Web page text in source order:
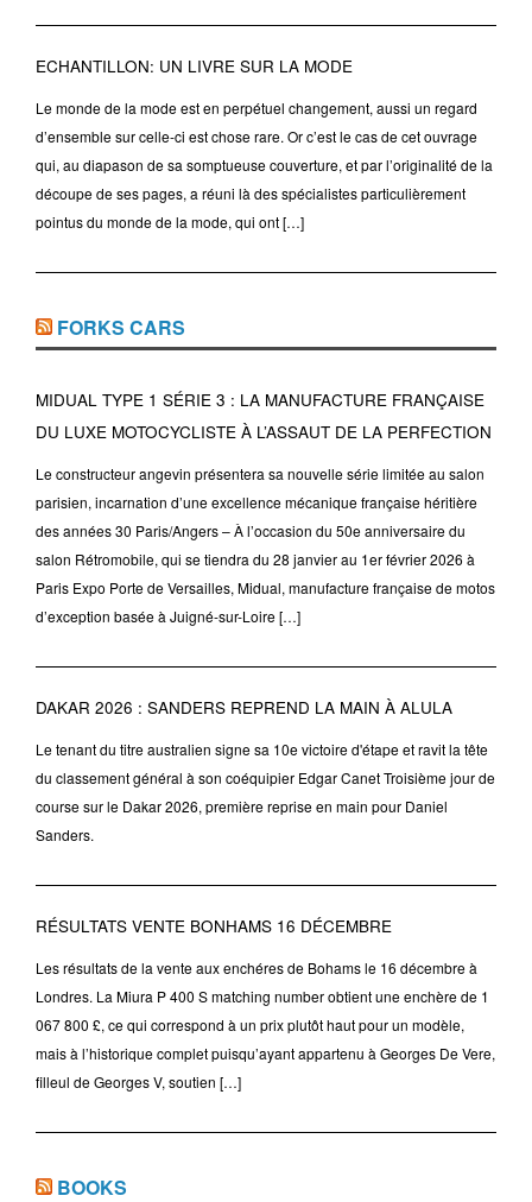
ECHANTILLON: UN LIVRE SUR LA MODE
Le monde de la mode est en perpétuel changement, aussi un regard
d’ensemble sur celle-ci est chose rare. Or c’est le cas de cet ouvrage
qui, au diapason de sa somptueuse couverture, et par l’originalité de la
découpe de ses pages, a réuni là des spécialistes particulièrement
pointus du monde de la mode, qui ont […]
FORKS CARS
MIDUAL TYPE 1 SÉRIE 3 : LA MANUFACTURE FRANÇAISE
DU LUXE MOTOCYCLISTE À L’ASSAUT DE LA PERFECTION
Le constructeur angevin présentera sa nouvelle série limitée au salon
parisien, incarnation d’une excellence mécanique française héritière
des années 30 Paris/Angers – À l’occasion du 50e anniversaire du
salon Rétromobile, qui se tiendra du 28 janvier au 1er février 2026 à
Paris Expo Porte de Versailles, Midual, manufacture française de motos
d’exception basée à Juigné-sur-Loire […]
DAKAR 2026 : SANDERS REPREND LA MAIN À ALULA
Le tenant du titre australien signe sa 10e victoire d'étape et ravit la tête
du classement général à son coéquipier Edgar Canet Troisième jour de
course sur le Dakar 2026, première reprise en main pour Daniel
Sanders.
RÉSULTATS VENTE BONHAMS 16 DÉCEMBRE
Les résultats de la vente aux enchéres de Bohams le 16 décembre à
Londres. La Miura P 400 S matching number obtient une enchère de 1
067 800 £, ce qui correspond à un prix plutôt haut pour un modèle,
mais à l’historique complet puisqu’ayant appartenu à Georges De Vere,
filleul de Georges V, soutien […]
BOOKS